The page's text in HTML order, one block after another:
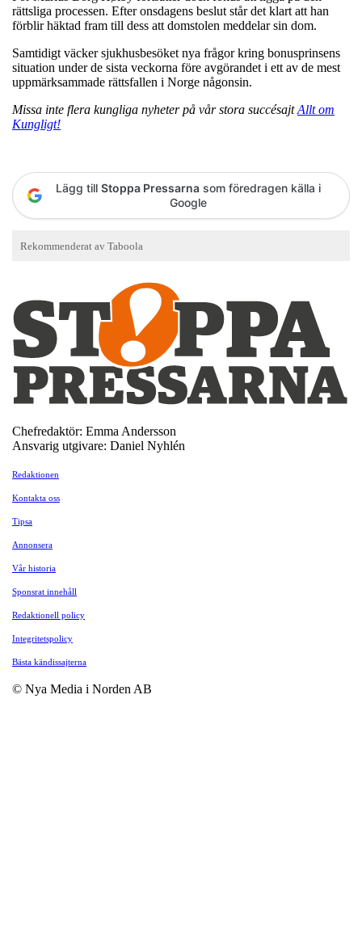
rättsliga processen. Efter onsdagens beslut står det klart att han
förblir häktad fram till dess att domstolen meddelar sin dom.
Samtidigt väcker sjukhusbesöket nya frågor kring bonusprinsens
situation under de sista veckorna före avgörandet i ett av de mest
uppmärksammade rättsfallen i Norge någonsin.
Missa inte flera kungliga nyheter på vår stora succésajtAllt om
Kungligt!
Lägg till Stoppa Pressarna som föredragen källa i
Google
Chefredaktör: Emma Andersson
Ansvarig utgivare: Daniel Nyhlén
Redaktionen
Kontakta oss
Tipsa
Annonsera
Vår historia
Sponsrat innehåll
Redaktionell policy
Integritetspolicy
Bästa kändissajterna
© Nya Media i Norden AB